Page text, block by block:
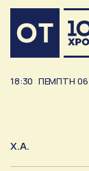
18:30 ΠΕΜΠΤΗ 06
Χ.Α.